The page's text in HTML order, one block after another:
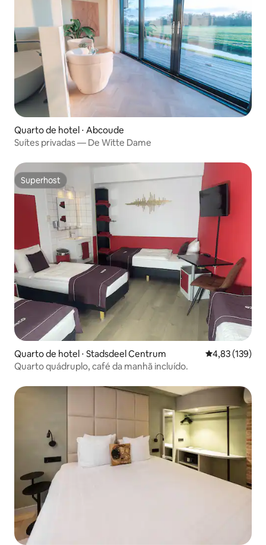
Quarto de hotel ⋅ Abcoude
Suítes privadas — De Witte Dame
Superhost
Superhost
Quarto de hotel ⋅ Stadsdeel Centrum 4,83 de uma
4,83 (139)
Quarto quádruplo, café da manhã incluído.